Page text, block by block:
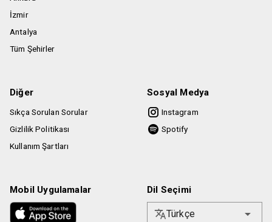
İzmir
Antalya
Tüm Şehirler
Diğer
Sıkça Sorulan Sorular
Gizlilik Politikası
Kullanım Şartları
Sosyal Medya
Instagram
Spotify
Mobil Uygulamalar Dil Seçimi
Türkçe